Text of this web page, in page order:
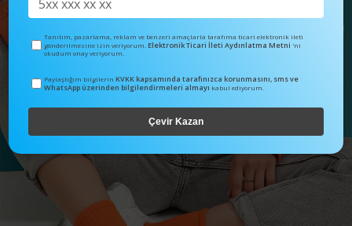
Tanıtım, pazarlama, reklam ve benzeri amaçlarla tarafıma ticari elektronik ileti
gönderilmesine izin veriyorum.Elektronik Ticari İleti Aydınlatma Metni 'ni
okudum onay veriyorum.
Paylaştığım bilgilerin KVKK kapsamında tarafınızca korunmasını, sms ve
WhatsApp üzerinden bilgilendirmeleri almayı kabul ediyorum.
Çevir Kazan